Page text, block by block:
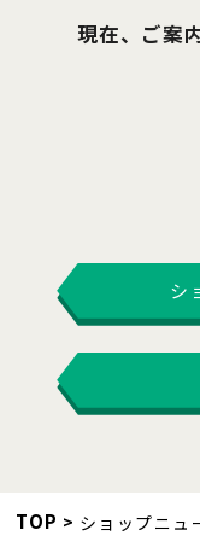
現在、ご案
シ
TOP ショップニュ